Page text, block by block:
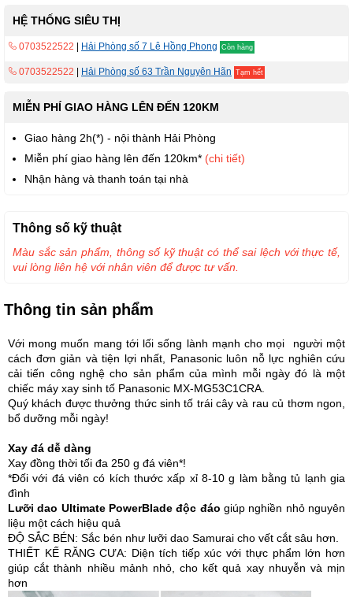
HỆ THỐNG SIÊU THỊ
0703522522 Hải Phòng số 7 Lê Hồng Phong Còn hàng
0703522522 Hải Phòng số 63 Trần Nguyên Hãn Tạm hết
MIỄN PHÍ GIAO HÀNG LÊN ĐẾN 120KM
Giao hàng 2h(*) - nội thành Hải Phòng
Miễn phí giao hàng lên đến 120km* (chi tiết)
Nhận hàng và thanh toán tại nhà
Thông tin sản phẩm
Với mong muốn mang tới lối sống lành mạnh cho mọi người một
cách đơn giản và tiện lợi nhất, Panasonic luôn nỗ lực nghiên cứu
cải tiến công nghệ cho sản phẩm của mình mỗi ngày đó là một
chiếc máy xay sinh tố Panasonic MX-MG53C1CRA.
Quý khách được thưởng thức sinh tố trái cây và rau củ thơm ngon,
bổ dưỡng mỗi ngày!
Xay đá dễ dàng
Xay đồng thời tối đa 250 g đá viên*!
*Đối với đá viên có kích thước xấp xỉ 8-10 g làm bằng tủ lạnh gia
đình
Lưỡi dao Ultimate PowerBlade độc đáo giúp nghiền nhỏ nguyên
liệu một cách hiệu quả
ĐỘ SẮC BÉN: Sắc bén như lưỡi dao Samurai cho vết cắt sâu hơn.
THIẾT KẾ RĂNG CƯA: Diện tích tiếp xúc với thực phẩm lớn hơn
giúp cắt thành nhiều mảnh nhỏ, cho kết quả xay nhuyễn và mịn
hơn
Thông số kỹ thuật
Màu sắc sản phẩm, thông số kỹ thuật có thể sai lệch với thực tế,
vui lòng liên hệ với nhân viên để được tư vấn.